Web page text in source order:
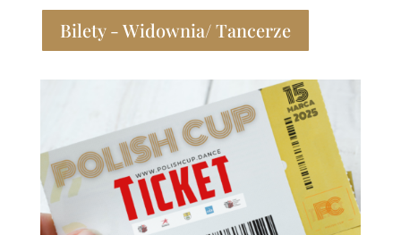
Bilety - Widownia/ Tancerze